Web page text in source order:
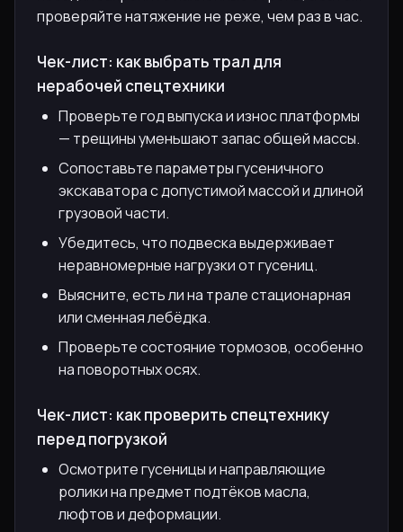
проверяйте натяжение не реже, чем раз в час.
Чек-лист: как выбрать трал для
нерабочей спецтехники
Проверьте год выпуска и износ платформы
— трещины уменьшают запас общей массы.
Сопоставьте параметры гусеничного
экскаватора с допустимой массой и длиной
грузовой части.
Убедитесь, что подвеска выдерживает
неравномерные нагрузки от гусениц.
Выясните, есть ли на трале стационарная
или сменная лебёдка.
Проверьте состояние тормозов, особенно
на поворотных осях.
Чек-лист: как проверить спецтехнику
перед погрузкой
Осмотрите гусеницы и направляющие
ролики на предмет подтёков масла,
люфтов и деформации.